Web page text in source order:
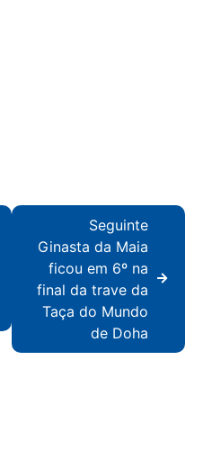
Seguinte
Ginasta da Maia
ficou em 6º na
final da trave da
Taça do Mundo
de Doha